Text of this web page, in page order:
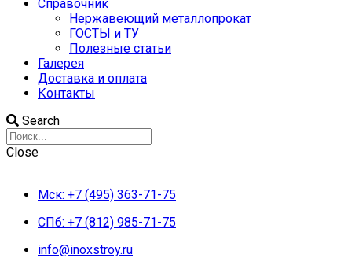
Справочник
Нержавеющий металлопрокат
ГОСТЫ и ТУ
Полезные статьи
Галерея
Доставка и оплата
Контакты
Search
Close
Мск: +7 (495) 363-71-75
СПб: +7 (812) 985-71-75
info@inoxstroy.ru